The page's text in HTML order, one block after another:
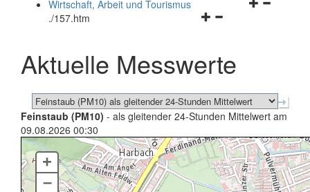
Navigationsmenü
schließen
Wirtschaft, Arbeit und Tourismus
./157.htm
Aktuelle Messwerte
Feinstaub (PM10) - als gleitender 24-Stunden Mittelwert am
09.08.2026 00:30
+
–